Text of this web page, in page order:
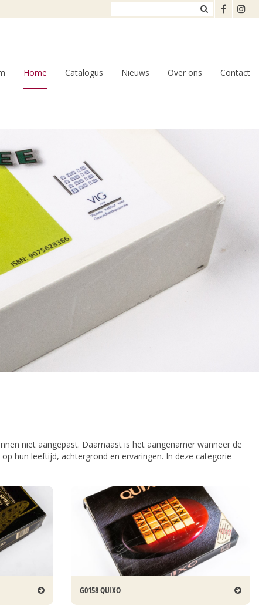
Home Catalogus Nieuws Over ons Contact
niet aangepast. Daarnaast is het aangenamer wanneer de
hun leeftijd, achtergrond en ervaringen. In deze categorie
G0158 QUIXO